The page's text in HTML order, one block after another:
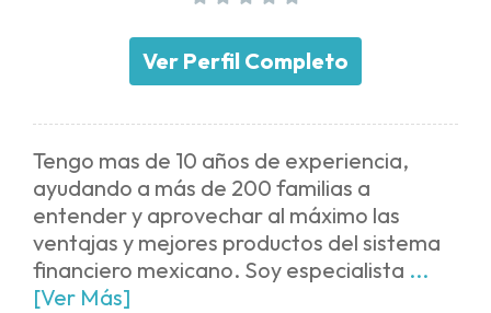
Ver Perfil Completo
Tengo mas de 10 años de experiencia,
ayudando a más de 200 familias a
entender y aprovechar al máximo las
ventajas y mejores productos del sistema
financiero mexicano. Soy especialista ...
[Ver Más]